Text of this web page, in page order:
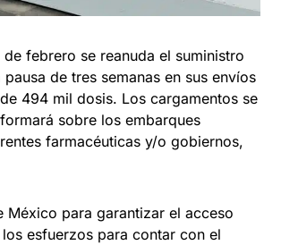
febrero se reanuda el suministro
de tres semanas en sus envíos
494 mil dosis. Los cargamentos se
sobre los embarques
farmacéuticas y/o gobiernos,
para garantizar el acceso
esfuerzos para contar con el